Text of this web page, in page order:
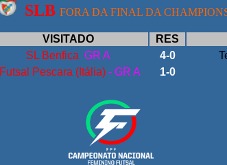
SLB FORA DA FINAL DA
VISITADO
RES
SL Benfica GR A 4-0
Futsal Pescara (Itália) - GR A 1-0